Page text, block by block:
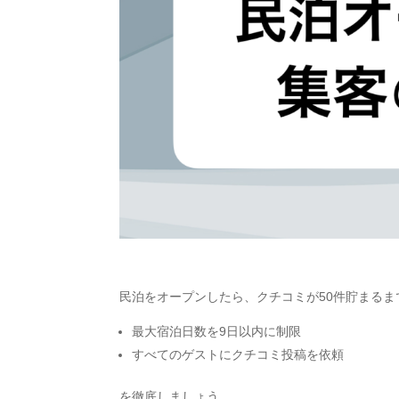
民泊をオープンしたら、クチコミが50件貯まるま
最大宿泊日数を9日以内に制限
すべてのゲストにクチコミ投稿を依頼